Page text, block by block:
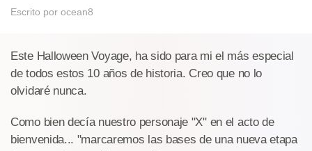
Escrito por ocean8
Este Halloween Voyage, ha sido para mi el más especial
de todos estos 10 años de historia. Creo que no lo
olvidaré nunca.
Como bien decía nuestro personaje "X" en el acto de
bienvenida... "marcaremos las bases de una nueva etapa